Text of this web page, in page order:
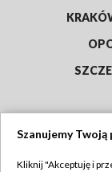
Szanujemy
Kliknij "Akceptuję i